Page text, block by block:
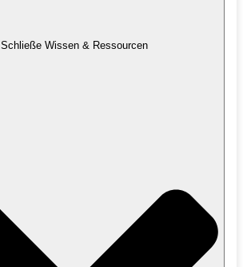
Schließe Wissen & Ressourcen